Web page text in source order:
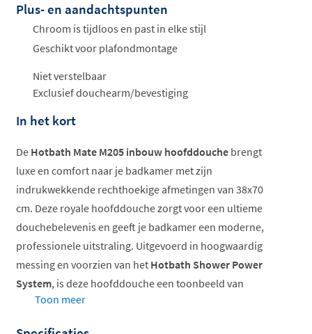
Offertes
ophalen...
Plus- en aandachtspunten
Chroom is tijdloos en past in elke stijl
Geschikt voor plafondmontage
Niet verstelbaar
Exclusief douchearm/bevestiging
In het kort
De Hotbath Mate M205 inbouw hoofddouche brengt
luxe en comfort naar je badkamer met zijn
indrukwekkende rechthoekige afmetingen van 38x70
cm. Deze royale hoofddouche zorgt voor een ultieme
douchebelevenis en geeft je badkamer een moderne,
professionele uitstraling. Uitgevoerd in hoogwaardig
messing en voorzien van het Hotbath Shower Power
System, is deze hoofddouche een toonbeeld van
kwaliteit en design.
Toon meer